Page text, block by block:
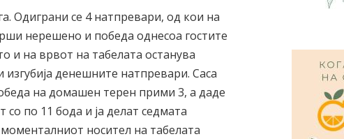
Одиграни се 4 натпревари, од кои на
нерешено и победа однесоа гостите
и на врвот на табелата останува
денешните натпревари. Саса
на домашен терен прими 3, а даде
по 11 бода и ја делат седмата
носител на табелата